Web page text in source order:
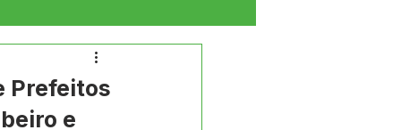
Campanhas
Prefeitos
e